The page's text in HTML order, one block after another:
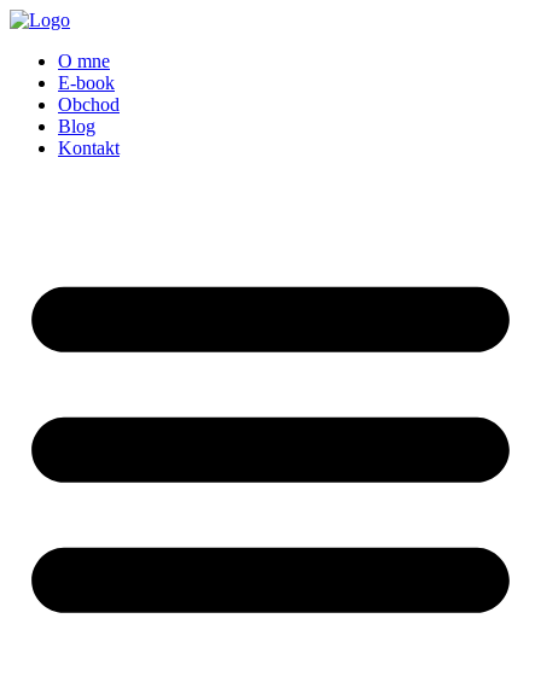
Preskočiť
obsah
O mne
E-book
Obchod
Blog
Kontakt